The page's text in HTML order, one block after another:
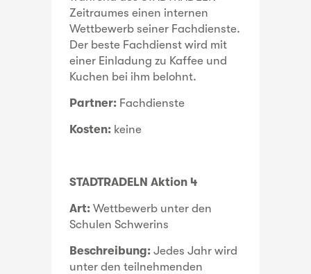
Zeitraumes einen internen
Wettbewerb seiner Fachdienste.
Der beste Fachdienst wird mit
einer Einladung zu Kaffee und
Kuchen bei ihm belohnt.
Partner: Fachdienste
Kosten: keine
STADTRADELN Aktion 4
Art: Wettbewerb unter den
Schulen Schwerins
Beschreibung: Jedes Jahr wird
unter den teilnehmenden